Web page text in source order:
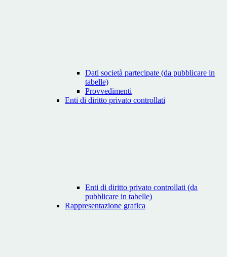
Dati società partecipate (da pubblicare in
tabelle)
Provvedimenti
Enti di diritto privato controllati
Enti di diritto privato controllati (da
pubblicare in tabelle)
Rappresentazione grafica